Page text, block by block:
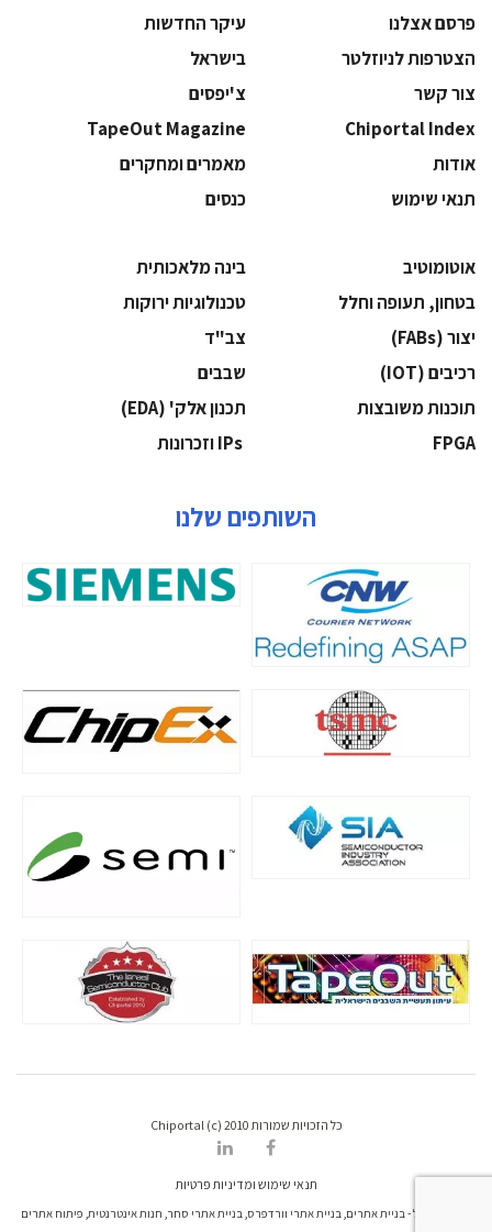
פרסם אצלנו
עיקר החדשות
הצטרפות לניוזלטר
בישראל
צור קשר
צ'יפסים
Chiportal Index
TapeOut Magazine
אודות
מאמרים ומחקרים
תנאי שימוש
כנסים
אוטומוטיב
בינה מלאכותית
בטחון, תעופה וחלל
‫טכנולוגיות ירוקות‬
‫יצור (‪(FABs‬‬
‫צב"ד‬
‫רכיבים‬ (IOT)
‫שבבים‬
‫תוכנות משובצות‬
‫תכנון אלק' (‪(EDA‬‬
‫‪FPGA‬‬
השותפים שלנו
כל הזכויות שמורות Chiportal (c) 2010
תנאי שימוש ומדיניות פרטיות
דרונט דיגיטל - בניית אתרים, בניית אתרי וורדפרס, בניית אתרי סחר, חנות אינטרנטית, פיתוח אתרים